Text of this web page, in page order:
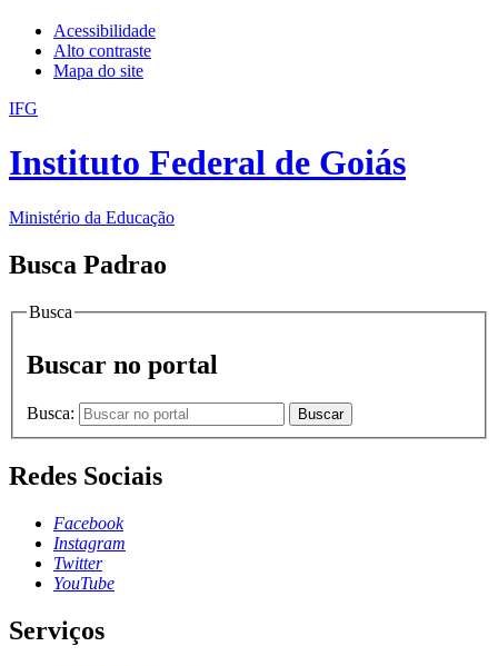
Acessibilidade
Alto contraste
Mapa do site
IFG
Instituto Federal de Goiás
Ministério da Educação
Busca Padrao
Busca
Buscar no portal
Busca: Buscar
Redes Sociais
Facebook
Instagram
Twitter
YouTube
Serviços